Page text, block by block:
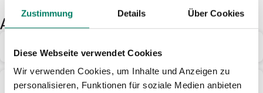
Zustimmung Details Über Cookies
Diese Webseite verwendet Cookies
Wir verwenden Cookies, um Inhalte und Anzeigen zu
personalisieren, Funktionen für soziale Medien anbieten
Abrechnungsverfahren
Welche Zahlverfahren gibt es?
Wann wird mir die Fahrt belastet?